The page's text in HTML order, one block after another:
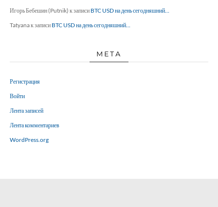
Игорь Бебешин (Putnik) к записи BTC USD на день сегодняшний…
Tatyanaк записи BTC USD на день сегодняшний…
МЕТА
Регистрация
Войти
Лента записей
Лента комментариев
WordPress.org